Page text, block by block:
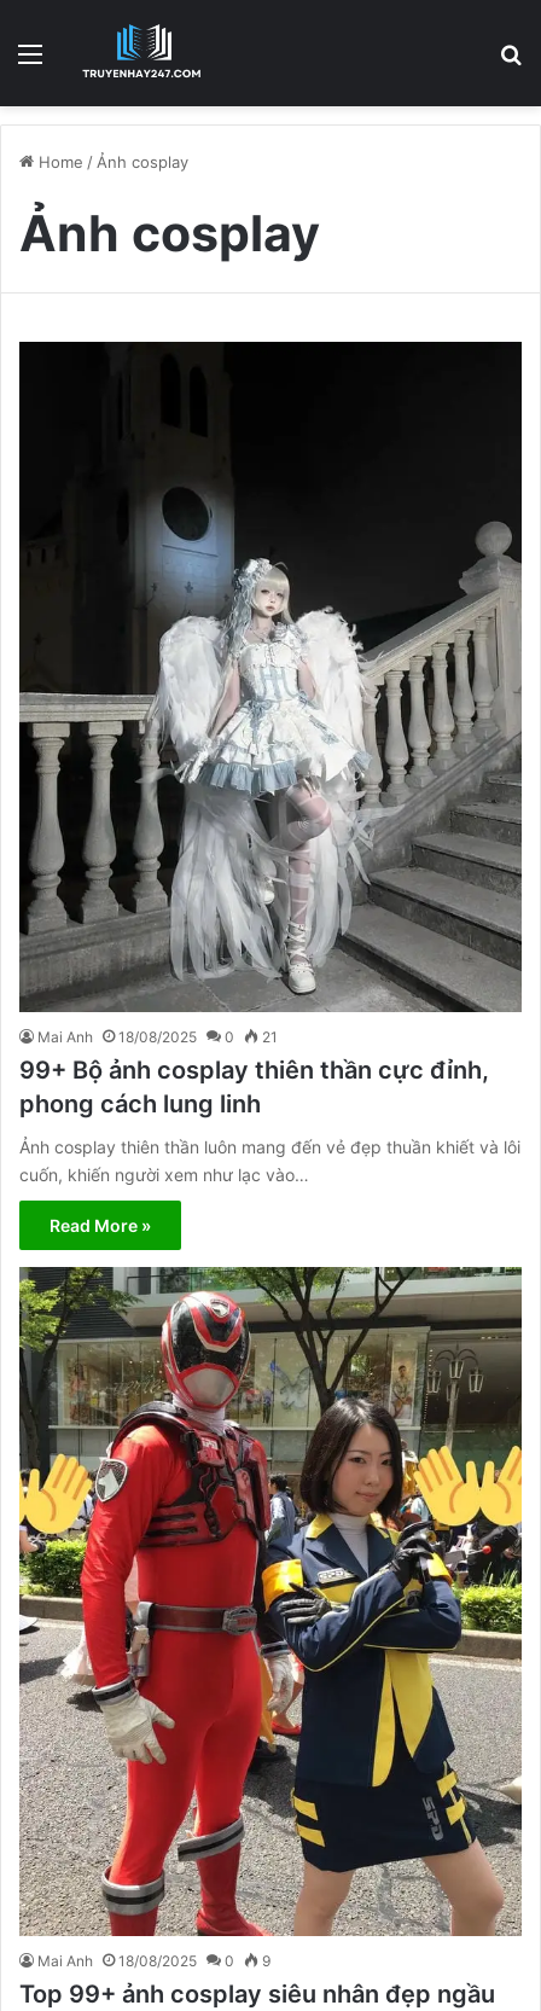
Home / Ảnh cosplay
Ảnh cosplay
Mai Anh 18/08/2025 0 21
99+ Bộ ảnh cosplay thiên thần cực đỉnh,
phong cách lung linh
Ảnh cosplay thiên thần luôn mang đến vẻ đẹp thuần khiết và lôi
cuốn, khiến người xem như lạc vào…
Read More »
Mai Anh 18/08/2025 0 9
Top 99+ ảnh cosplay siêu nhân đẹp ngầu